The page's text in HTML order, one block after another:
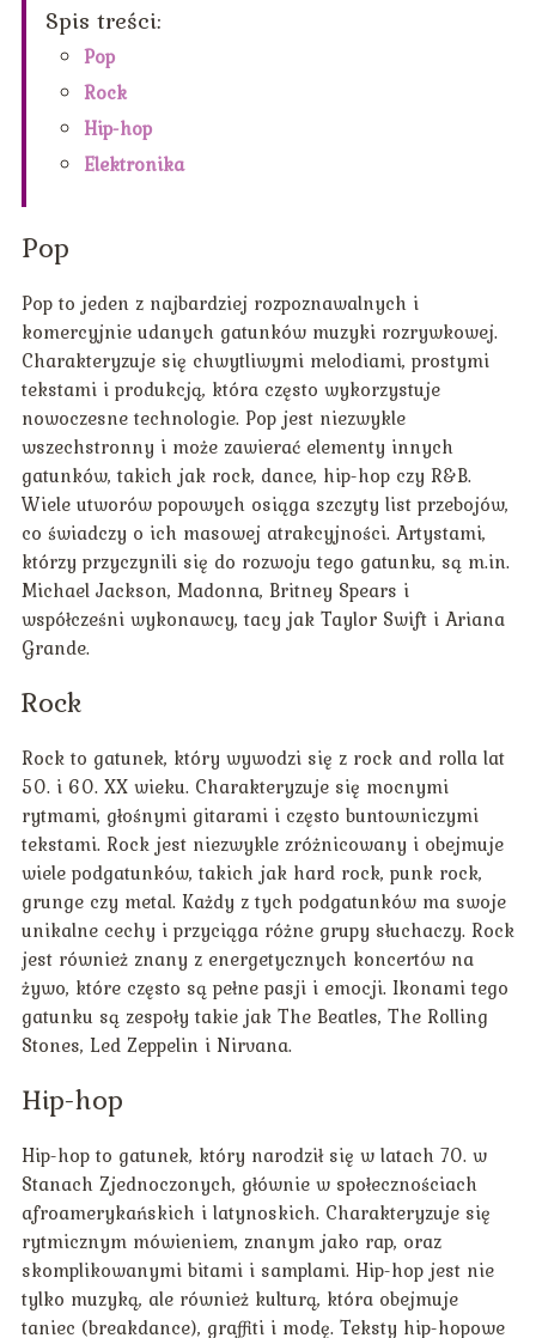
Spis treści:
Pop
Rock
Hip-hop
Elektronika
Pop
Pop to jeden z najbardziej rozpoznawalnych i
komercyjnie udanych gatunków muzyki rozrywkowej.
Charakteryzuje się chwytliwymi melodiami, prostymi
tekstami i produkcją, która często wykorzystuje
nowoczesne technologie. Pop jest niezwykle
wszechstronny i może zawierać elementy innych
gatunków, takich jak rock, dance, hip-hop czy R&B.
Wiele utworów popowych osiąga szczyty list przebojów,
co świadczy o ich masowej atrakcyjności. Artystami,
którzy przyczynili się do rozwoju tego gatunku, są m.in.
Michael Jackson, Madonna, Britney Spears i
współcześni wykonawcy, tacy jak Taylor Swift i Ariana
Grande.
Rock
Rock to gatunek, który wywodzi się z rock and rolla lat
50. i 60. XX wieku. Charakteryzuje się mocnymi
rytmami, głośnymi gitarami i często buntowniczymi
tekstami. Rock jest niezwykle zróżnicowany i obejmuje
wiele podgatunków, takich jak hard rock, punk rock,
grunge czy metal. Każdy z tych podgatunków ma swoje
unikalne cechy i przyciąga różne grupy słuchaczy. Rock
jest również znany z energetycznych koncertów na
żywo, które często są pełne pasji i emocji. Ikonami tego
gatunku są zespoły takie jak The Beatles, The Rolling
Stones, Led Zeppelin i Nirvana.
Hip-hop
Hip-hop to gatunek, który narodził się w latach 70. w
Stanach Zjednoczonych, głównie w społecznościach
afroamerykańskich i latynoskich. Charakteryzuje się
rytmicznym mówieniem, znanym jako rap, oraz
skomplikowanymi bitami i samplami. Hip-hop jest nie
tylko muzyką, ale również kulturą, która obejmuje
taniec (breakdance), graffiti i modę. Teksty hip-hopowe